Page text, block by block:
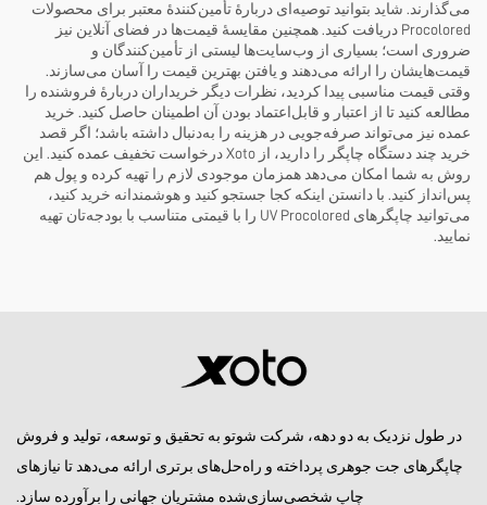
می‌گذارند. شاید بتوانید توصیه‌ای دربارهٔ تأمین‌کنندهٔ معتبر برای محصولات
Procolored دریافت کنید. همچنین مقایسهٔ قیمت‌ها در فضای آنلاین نیز
ضروری است؛ بسیاری از وب‌سایت‌ها لیستی از تأمین‌کنندگان و
قیمت‌هایشان را ارائه می‌دهند و یافتن بهترین قیمت را آسان می‌سازند.
وقتی قیمت مناسبی پیدا کردید، نظرات دیگر خریداران دربارهٔ فروشنده را
مطالعه کنید تا از اعتبار و قابل‌اعتماد بودن آن اطمینان حاصل کنید. خرید
عمده نیز می‌تواند صرفه‌جویی در هزینه را به‌دنبال داشته باشد؛ اگر قصد
خرید چند دستگاه چاپگر را دارید، از Xoto درخواست تخفیف عمده کنید. این
روش به شما امکان می‌دهد همزمان موجودی لازم را تهیه کرده و پول هم
پس‌انداز کنید. با دانستن اینکه کجا جستجو کنید و هوشمندانه خرید کنید،
می‌توانید چاپگرهای UV Procolored را با قیمتی متناسب با بودجه‌تان تهیه
نمایید.
در طول نزدیک به دو دهه، شرکت شوتو به تحقیق و توسعه، تولید و فروش
چاپگرهای جت جوهری پرداخته و راه‌حل‌های برتری ارائه می‌دهد تا نیازهای
چاپ شخصی‌سازی‌شده مشتریان جهانی را برآورده سازد.